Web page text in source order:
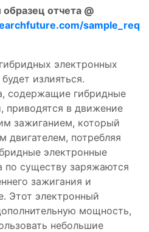
отчета @
sample_req
электронных
излияться.
содержащие гибридные
приводятся в движение
зажиганием, который
двигателем, потребляя
электронные
по существу заряжаются
зажигания и
Этот электронный
мощность,
небольшие